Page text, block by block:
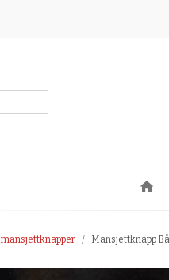
mansjettknapper Mansjettknapp